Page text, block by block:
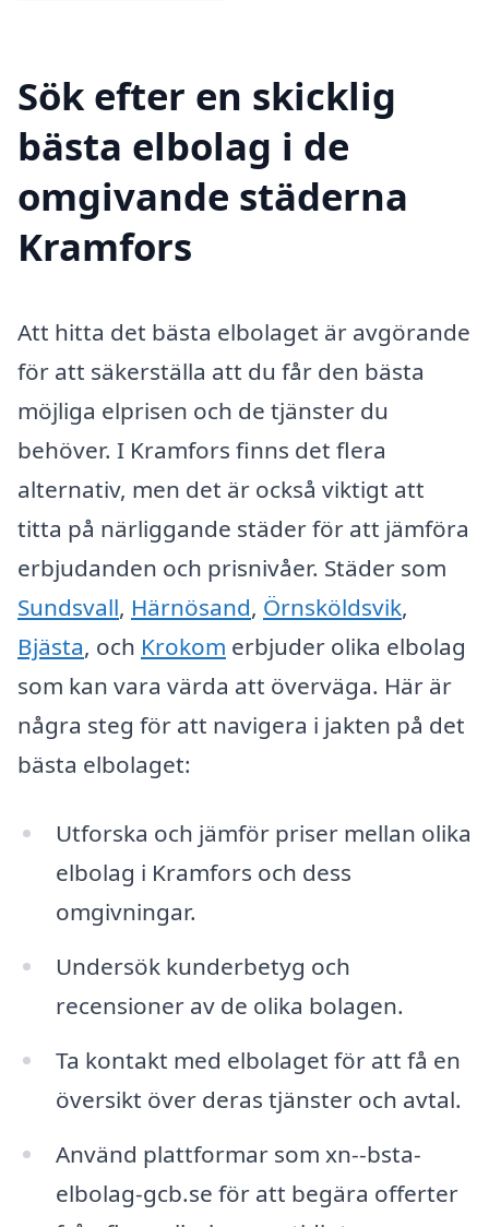
Sök efter en skicklig
bästa elbolag i de
omgivande städerna
Kramfors
Att hitta det bästa elbolaget är avgörande
för att säkerställa att du får den bästa
möjliga elprisen och de tjänster du
behöver. I Kramfors finns det flera
alternativ, men det är också viktigt att
titta på närliggande städer för att jämföra
erbjudanden och prisnivåer. Städer som
Sundsvall, Härnösand, Örnsköldsvik,
Bjästa, och Krokom erbjuder olika elbolag
som kan vara värda att överväga. Här är
några steg för att navigera i jakten på det
bästa elbolaget:
Utforska och jämför priser mellan olika
elbolag i Kramfors och dess
omgivningar.
Undersök kunderbetyg och
recensioner av de olika bolagen.
Ta kontakt med elbolaget för att få en
översikt över deras tjänster och avtal.
Använd plattformar som xn--bsta-
elbolag-gcb.se för att begära offerter